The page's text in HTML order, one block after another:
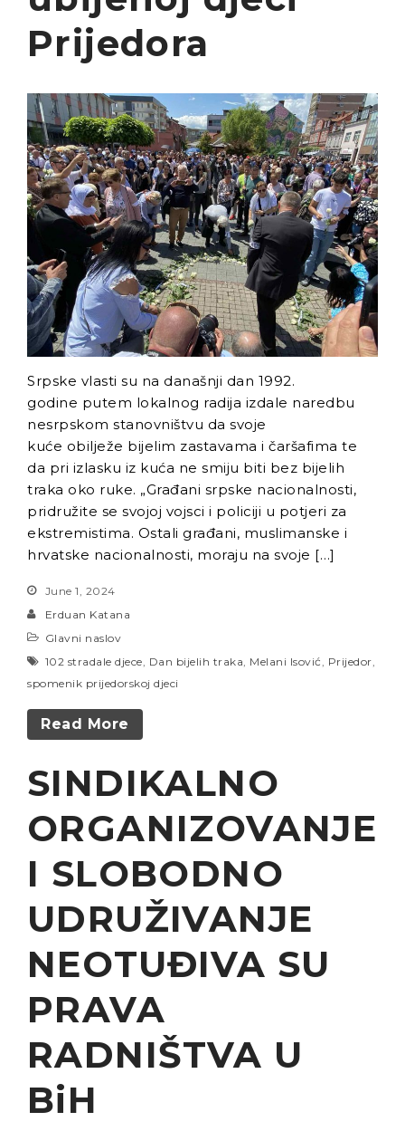
Aleksa Milojević
Uspon revizionizma i novi
talas ekstremne desnice
na Balkanu
Industrijski slom kao
sistemska kriza: Nova
Ljubija, Željezara Zenica i
granice održivosti bh.
ekonomije
Prijedora
Srpske vlasti su na današnji dan 1992.
godine putem lokalnog radija izdale naredbu
nesrpskom stanovništvu da svoje
kuće obilježe bijelim zastavama i čaršafima te
da pri izlasku iz kuća ne smiju biti bez bijelih
traka oko ruke. „Građani srpske nacionalnosti,
pridružite se svojoj vojsci i policiji u potjeri za
ekstremistima. Ostali građani, muslimanske i
hrvatske nacionalnosti, moraju na svoje […]
June 1, 2024
Erduan Katana
Glavni naslov
102 stradale djece Dan bijelih traka Melani Isović Prijedor
spomenik prijedorskoj djeci
Read More
SINDIKALNO
ORGANIZOVANJE
I SLOBODNO
UDRUŽIVANJE
NEOTUĐIVA SU
PRAVA
RADNIŠTVA U
BiH